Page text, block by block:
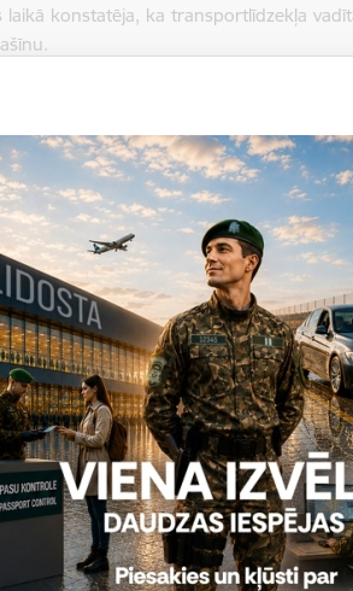
laikā konstatēja, ka transportlīdzekļa
pasākumus, robežsargi netālu no
dokumentiem un derīgām vīzām
robežu.
– Latvijas pilsoni – uzsākts
tas ir, vienā gadījumā vairāk nekā
šis jau ir otrais šāda veida noziedzīgs
sadarbībā ar Valsts policijas
rezultātā Bauskas novadā
Arī toreiz autovadītājs
kontroli pār transportlīdzekli un
par liela personu skaita
sākotnēji piemērots drošības līdzeklis
bija spēkā drošības līdzeklis –
atturētas no nelikumīgas valsts